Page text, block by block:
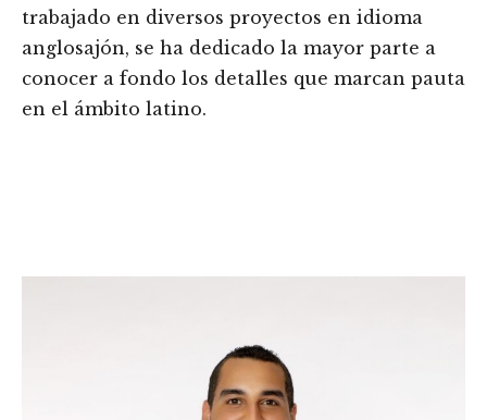
trabajado en diversos proyectos en idioma
anglosajón, se ha dedicado la mayor parte a
conocer a fondo los detalles que marcan pauta
en el ámbito latino.